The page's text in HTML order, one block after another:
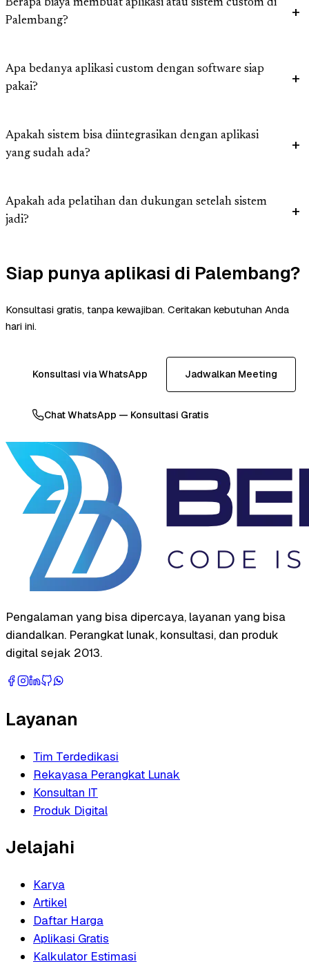
Berapa biaya membuat aplikasi atau sistem custom di
Palembang?
Apa bedanya aplikasi custom dengan software siap
pakai?
Apakah sistem bisa diintegrasikan dengan aplikasi
yang sudah ada?
Apakah ada pelatihan dan dukungan setelah sistem
jadi?
Siap punya aplikasi di Palembang?
Konsultasi gratis, tanpa kewajiban. Ceritakan kebutuhan Anda
hari ini.
Konsultasi via WhatsApp Jadwalkan Meeting
Chat WhatsApp — Konsultasi Gratis
Pengalaman yang bisa dipercaya, layanan yang bisa
diandalkan. Perangkat lunak, konsultasi, dan produk
digital sejak 2013.
Layanan
Tim Terdedikasi
Rekayasa Perangkat Lunak
Konsultan IT
Produk Digital
Jelajahi
Karya
Artikel
Daftar Harga
Aplikasi Gratis
Kalkulator Estimasi